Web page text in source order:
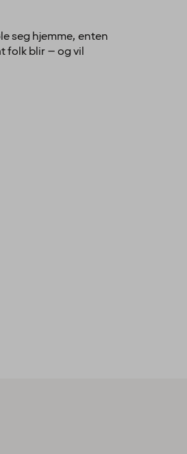
seg hjemme, enten
folk blir – og vil